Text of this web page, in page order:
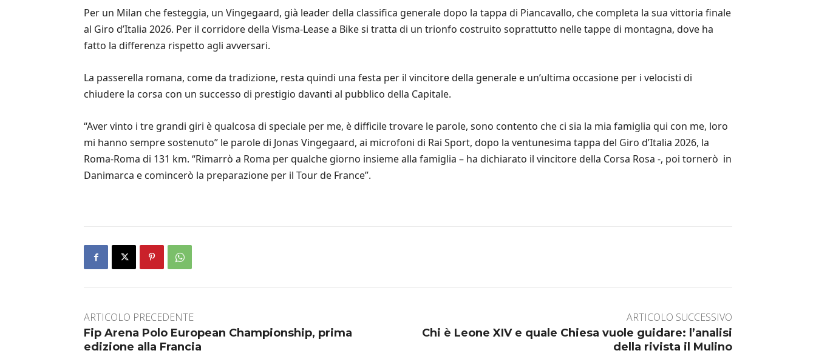
Per un Milan che festeggia, un Vingegaard, già leader della classifica generale dopo la tappa di Piancavallo, che completa la sua vittoria finale
al Giro d’Italia 2026. Per il corridore della Visma-Lease a Bike si tratta di un trionfo costruito soprattutto nelle tappe di montagna, dove ha
fatto la differenza rispetto agli avversari.
La passerella romana, come da tradizione, resta quindi una festa per il vincitore della generale e un’ultima occasione per i velocisti di
chiudere la corsa con un successo di prestigio davanti al pubblico della Capitale.
“Aver vinto i tre grandi giri è qualcosa di speciale per me, è difficile trovare le parole, sono contento che ci sia la mia famiglia qui con me, loro
mi hanno sempre sostenuto” le parole di Jonas Vingegaard, ai microfoni di Rai Sport, dopo la ventunesima tappa del Giro d’Italia 2026, la
Roma-Roma di 131 km. “Rimarrò a Roma per qualche giorno insieme alla famiglia – ha dichiarato il vincitore della Corsa Rosa -, poi tornerò in
Danimarca e comincerò la preparazione per il Tour de France”.
ARTICOLO PRECEDENTE
Fip Arena Polo European Championship, prima
edizione alla Francia
ARTICOLO SUCCESSIVO
Chi è Leone XIV e quale Chiesa vuole guidare: l’analisi
della rivista il Mulino